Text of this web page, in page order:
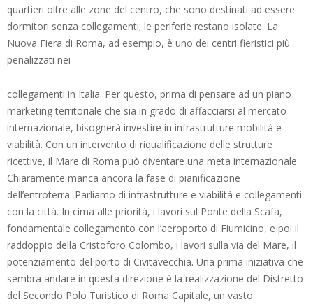
quartieri oltre alle zone del centro, che sono destinati ad essere
dormitori senza collegamenti; le periferie restano isolate. La
Nuova Fiera di Roma, ad esempio, è uno dei centri fieristici più
penalizzati nei
collegamenti in Italia. Per questo, prima di pensare ad un piano
marketing territoriale che sia in grado di affacciarsi al mercato
internazionale, bisognerà investire in infrastrutture mobilità e
viabilità. Con un intervento di riqualificazione delle strutture
ricettive, il Mare di Roma può diventare una meta internazionale.
Chiaramente manca ancora la fase di pianificazione
dell’entroterra. Parliamo di infrastrutture e viabilità e collegamenti
con la città. In cima alle priorità, i lavori sul Ponte della Scafa,
fondamentale collegamento con l’aeroporto di Fiumicino, e poi il
raddoppio della Cristoforo Colombo, i lavori sulla via del Mare, il
potenziamento del porto di Civitavecchia. Una prima iniziativa che
sembra andare in questa direzione è la realizzazione del Distretto
del Secondo Polo Turistico di Roma Capitale, un vasto